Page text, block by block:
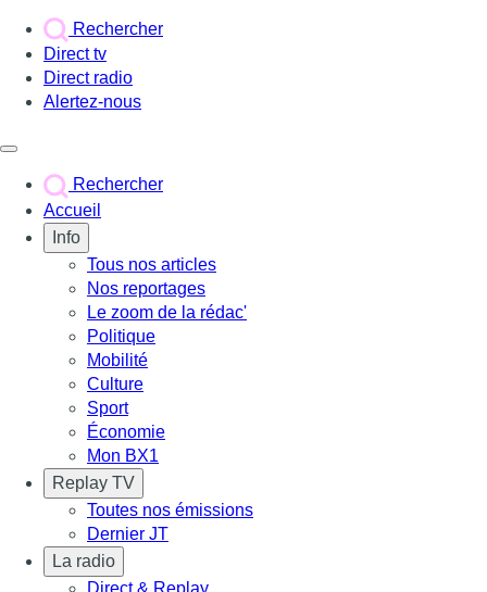
Rechercher
Direct tv
Direct radio
Alertez-nous
Rechercher
Accueil
Info
Tous nos articles
Nos reportages
Le zoom de la rédac'
Politique
Mobilité
Culture
Sport
Économie
Mon BX1
Replay TV
Toutes nos émissions
Dernier JT
La radio
Direct & Replay